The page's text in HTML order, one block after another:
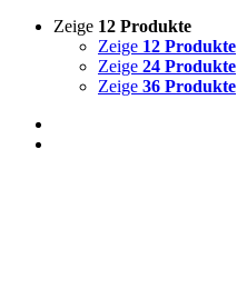
Zeige 12 Produkte
Zeige 12 Produkte
Zeige 24 Produkte
Zeige 36 Produkte